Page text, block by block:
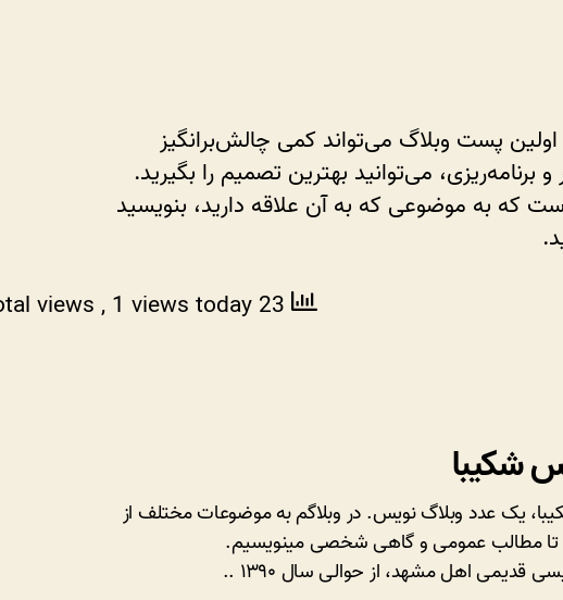
پست وبلاگ می‌تواند کمی چالش‌برانگیز
برنامه‌ریزی، می‌توانید بهترین تصمیم را بگیرید.
که به موضوعی که به آن علاقه دارید، بنویسید
, 1 views today
شکیبا
یک عدد وبلاگ نویس. در وبلاگم به موضوعات مختلف از
مطالب عمومی و گاهی شخصی مینویسیم.
قدیمی اهل مشهد، از حوالی سال ۱۳۹۰ ..